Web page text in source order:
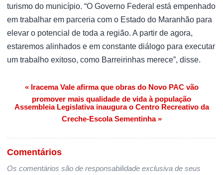
turismo do município. “O Governo Federal está empenhado
em trabalhar em parceria com o Estado do Maranhão para
elevar o potencial de toda a região. A partir de agora,
estaremos alinhados e em constante diálogo para executar
um trabalho exitoso, como Barreirinhas merece”, disse.
Navegação de Post
« Iracema Vale afirma que obras do Novo PAC vão
promover mais qualidade de vida à população
Assembleia Legislativa inaugura o Centro Recreativo da
Creche-Escola Sementinha »
Comentários
Os comentários são de responsabilidade exclusiva de seus